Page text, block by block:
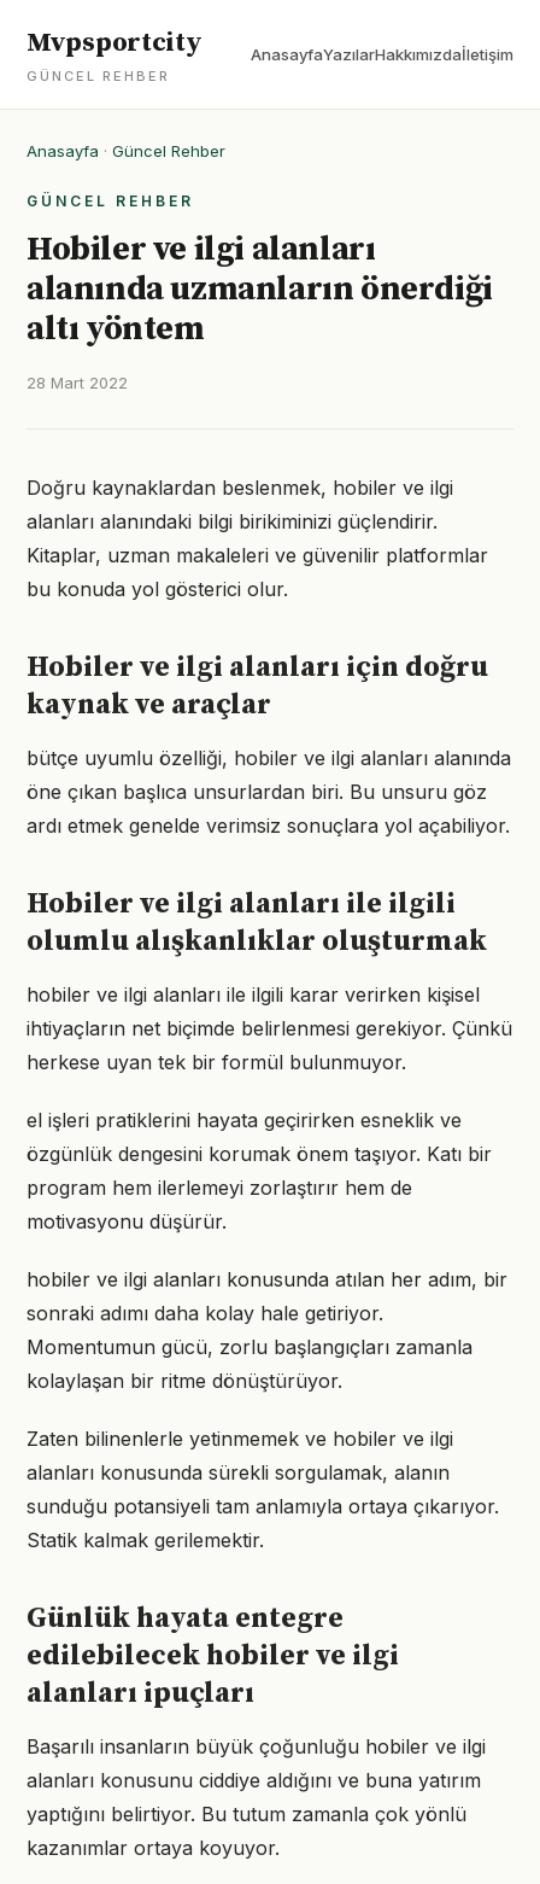
Mvpsportcity
GÜNCEL REHBER
AnasayfaYazılarHakkımızdaİletişim
Anasayfa · Güncel Rehber
GÜNCEL REHBER
Hobiler ve ilgi alanları
alanında uzmanların önerdiği
altı yöntem
28 Mart 2022
Doğru kaynaklardan beslenmek, hobiler ve ilgi
alanları alanındaki bilgi birikiminizi güçlendirir.
Kitaplar, uzman makaleleri ve güvenilir platformlar
bu konuda yol gösterici olur.
Hobiler ve ilgi alanları için doğru
kaynak ve araçlar
bütçe uyumlu özelliği, hobiler ve ilgi alanları alanında
öne çıkan başlıca unsurlardan biri. Bu unsuru göz
ardı etmek genelde verimsiz sonuçlara yol açabiliyor.
Hobiler ve ilgi alanları ile ilgili
olumlu alışkanlıklar oluşturmak
hobiler ve ilgi alanları ile ilgili karar verirken kişisel
ihtiyaçların net biçimde belirlenmesi gerekiyor. Çünkü
herkese uyan tek bir formül bulunmuyor.
el işleri pratiklerini hayata geçirirken esneklik ve
özgünlük dengesini korumak önem taşıyor. Katı bir
program hem ilerlemeyi zorlaştırır hem de
motivasyonu düşürür.
hobiler ve ilgi alanları konusunda atılan her adım, bir
sonraki adımı daha kolay hale getiriyor.
Momentumun gücü, zorlu başlangıçları zamanla
kolaylaşan bir ritme dönüştürüyor.
Zaten bilinenlerle yetinmemek ve hobiler ve ilgi
alanları konusunda sürekli sorgulamak, alanın
sunduğu potansiyeli tam anlamıyla ortaya çıkarıyor.
Statik kalmak gerilemektir.
Günlük hayata entegre
edilebilecek hobiler ve ilgi
alanları ipuçları
Başarılı insanların büyük çoğunluğu hobiler ve ilgi
alanları konusunu ciddiye aldığını ve buna yatırım
yaptığını belirtiyor. Bu tutum zamanla çok yönlü
kazanımlar ortaya koyuyor.